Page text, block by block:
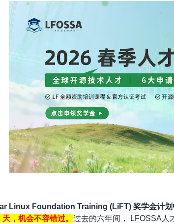
Linux Foundation Training (LiFT) 奖学金计
，机会不容错过。 过去的六年间， LFOSSA人